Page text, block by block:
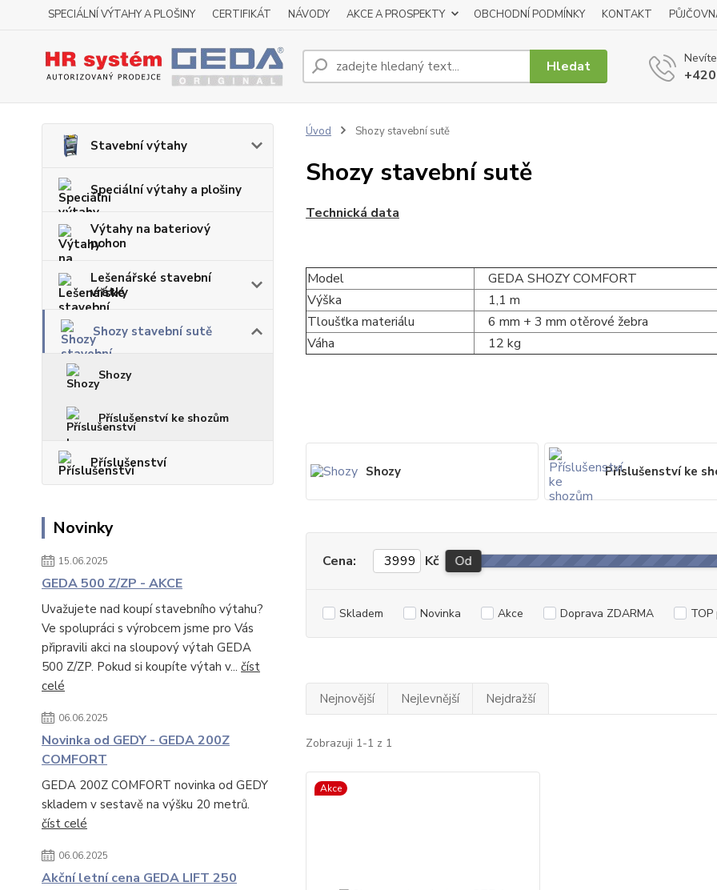
SPECIÁLNÍ VÝTAHY A PLOŠINY CERTIFIKÁT NÁVODY AKCE A PROSPEKTY OBCHODNÍ PODMÍNKY KONTAKT
Hledat
Stavební výtahy
Speciální výtahy a plošiny
Výtahy na bateriový
pohon
Lešenářské stavební
vrátky
Shozy stavební sutě
Shozy
Příslušenství ke shozům
Příslušenství
Novinky
15.06.2025
GEDA 500 Z/ZP - AKCE
Uvažujete nad koupí stavebního výtahu?
Ve spolupráci s výrobcem jsme pro Vás
připravili akci na sloupový výtah GEDA
500 Z/ZP. Pokud si koupíte výtah v... číst
celé
06.06.2025
Novinka od GEDY - GEDA 200Z
COMFORT
GEDA 200Z COMFORT novinka od GEDY
skladem v sestavě na výšku 20 metrů.
číst celé
06.06.2025
Akční letní cena GEDA LIFT 250
Úvod Shozy stavební sutě
Shozy stavební sutě
Technická data
Model
GEDA SHOZY COMFORT
Výška
1,1 m
Tloušťka materiálu
6 mm + 3 mm otěrové žebra
Váha
12 kg
Shozy Příslušenství ke
Cena: Kč Od
Skladem Novinka Akce Doprava ZDARMA
Nejnovější Nejlevnější Nejdražší
Zobrazuji 1-1 z 1
Akce